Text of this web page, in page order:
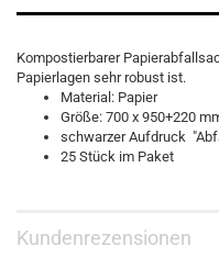
Kompostierbarer
Papierlagen sehr robust ist.
Material: Papier
Größe: 700 x 950+220
schwarzer Aufdruck
25 Stück im Paket
Kundenrezensionen